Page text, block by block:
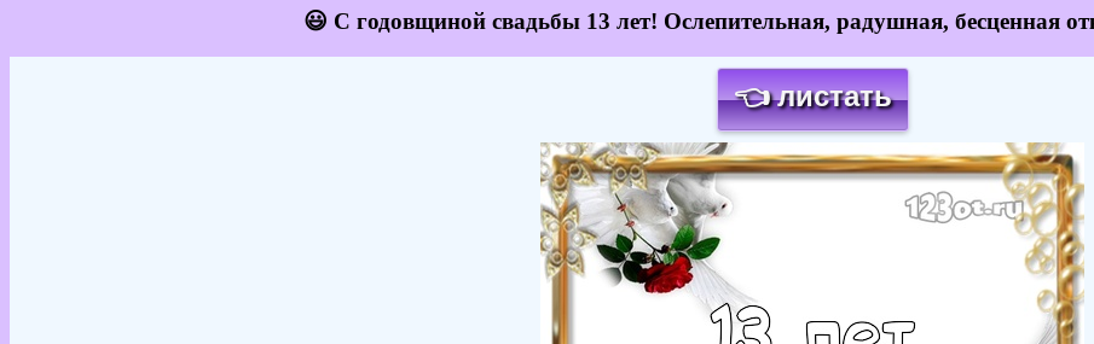
😃 С годовщиной свадьбы 13 лет! Ослепительная, радушная, бесценная
👈 листать
Загрузка картинки...